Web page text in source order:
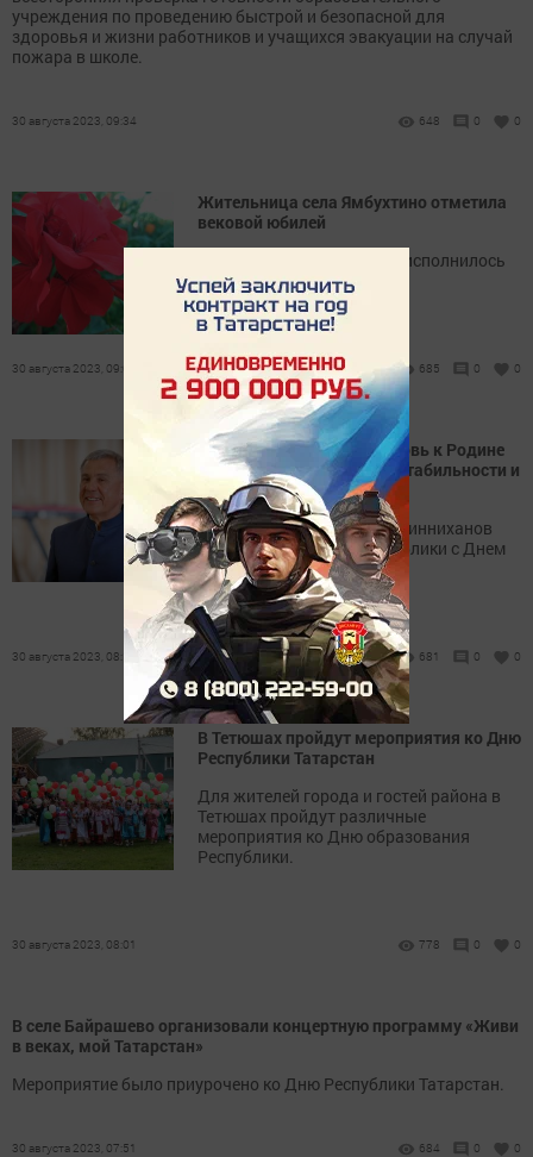
учреждения по проведению быстрой и безопасной для
здоровья и жизни работников и учащихся эвакуации на случай
пожара в школе.
30 августа 2023, 09:34 648 0 0
Жительница села Ямбухтино отметила
вековой юбилей
Масловой Анне Павловне исполнилось
100 лет!
30 августа 2023, 09:00 685 0 0
Рустам Минниханов: Любовь к Родине
является основой нашей стабильности и
единения
Раис Татарстана Рустам Минниханов
поздравил жителей республики с Днем
Республики Татарстан.
30 августа 2023, 08:17 681 0 0
В Тетюшах пройдут мероприятия ко Дню
Республики Татарстан
Для жителей города и гостей района в
Тетюшах пройдут различные
мероприятия ко Дню образования
Республики.
30 августа 2023, 08:01 778 0 0
В селе Байрашево организовали концертную программу «Живи
в веках, мой Татарстан»
Мероприятие было приурочено ко Дню Республики Татарстан.
30 августа 2023, 07:51 684 0 0